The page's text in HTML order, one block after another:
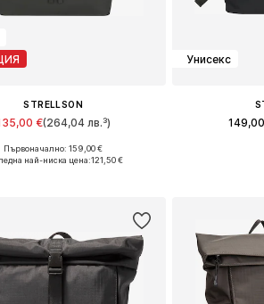
STRELLSON
€(264,04 лв.³)
размери: One Size
Първоначално: 159,00 €
най-ниска цена:121,50 €
Унисекс